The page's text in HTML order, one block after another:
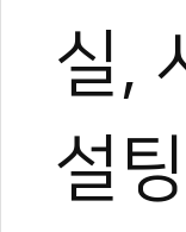
실,
설